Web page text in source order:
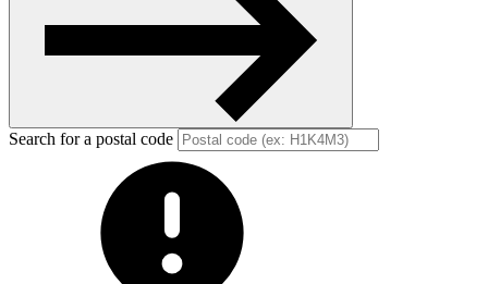
Search for a postal code